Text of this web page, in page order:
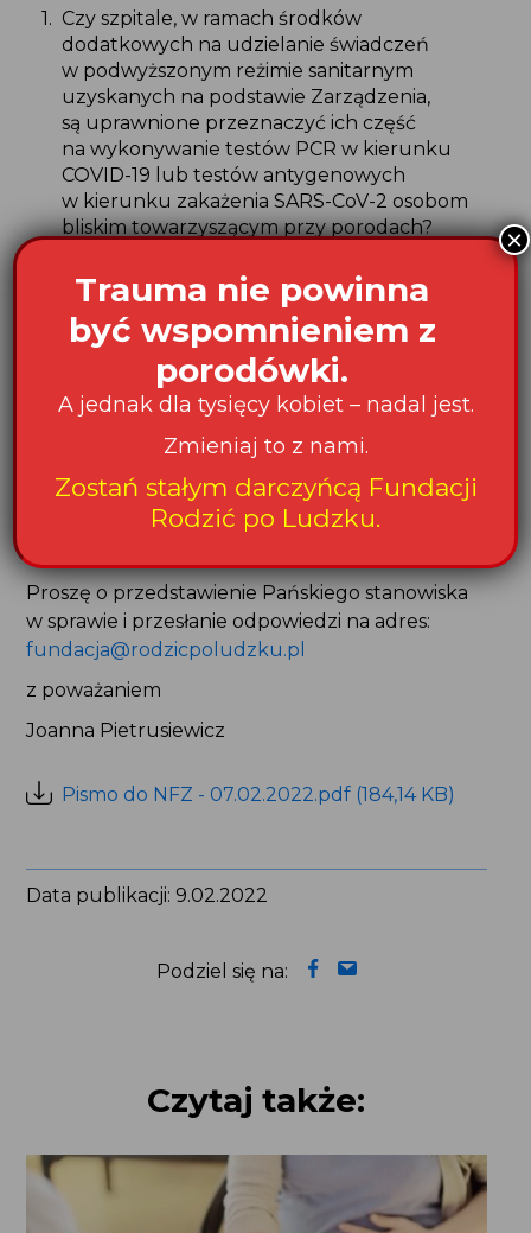
Czy szpitale, w ramach środków
dodatkowych na udzielanie świadczeń
w podwyższonym reżimie sanitarnym
uzyskanych na podstawie Zarządzenia,
są uprawnione przeznaczyć ich część
na wykonywanie testów PCR w kierunku
COVID-19 lub testów antygenowych
w kierunku zakażenia SARS-CoV-2 osobom
bliskim towarzyszącym przy porodach?
bliską mającą uczestniczyć w porodzie
pozytywnego wyniku testu PCR w kierunku
COVID-19 lub pozytywnego wyniku testu
antygenowego w kierunku zakażenia SARS-
CoV-2 zrealizowanego na koszt szpitala,
zwrot kosztu wykonania takiego testu
w ramach Zarządzenia, mimo faktycznego
nie uczestniczenia takiej osoby w dalszej
części porodu z uwagi na jej dyskwalifikacje,
Proszę o przedstawienie Pańskiego stanowiska
w sprawie i przesłanie odpowiedzi na adres:
fundacja@rodzicpoludzku.pl
z poważaniem
Joanna Pietrusiewicz
Pismo do NFZ - 07.02.2022.pdf (184,14 KB)
Data publikacji: 9.02.2022
Podziel się na:
Czytaj także:
Trauma nie powinna
być wspomnieniem z
porodówki.
A jednak dla tysięcy kobiet – nadal jest.
Zmieniaj to z nami.
Zostań stałym darczyńcą Fundacji
Rodzić po Ludzku.
×
Ludzku.